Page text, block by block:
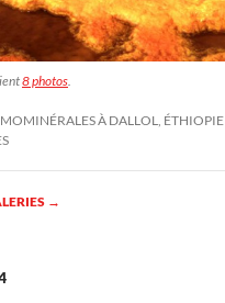
8 photos.
À DALLOL, ÉTHIOPIE
→